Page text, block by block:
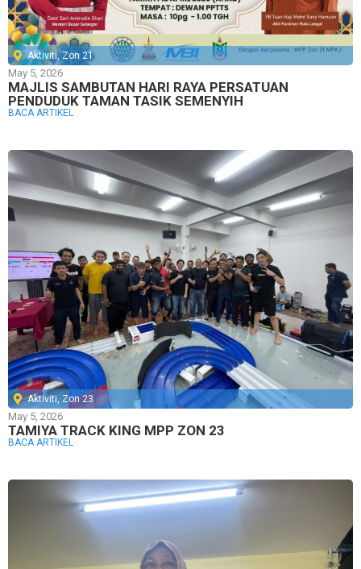
Aktiviti,Zon 21
May 5, 2026
MAJLIS SAMBUTAN HARI RAYA PERSATUAN
PENDUDUK TAMAN TASIK SEMENYIH
BACA ARTIKEL
Aktiviti, Zon 23
May 5, 2026
TAMIYA TRACK KING MPP ZON 23
BACA ARTIKEL